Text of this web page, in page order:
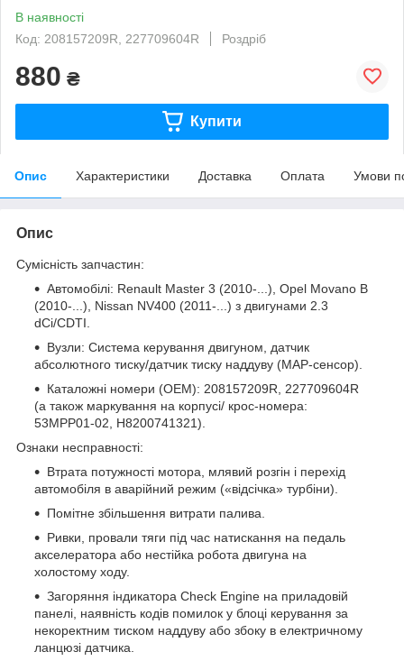
В наявності
Код: 208157209R, 227709604R
Роздріб
880 ₴
Купити
Опис Характеристики Доставка Оплата Умови
Опис
Сумісність запчастин:
Автомобілі: Renault Master 3 (2010-...), Opel Movano B
(2010-...), Nissan NV400 (2011-...) з двигунами 2.3
dCi/CDTI.
Вузли: Система керування двигуном, датчик
абсолютного тиску/датчик тиску наддуву (MAP-сенсор).
Каталожні номери (OEM): 208157209R, 227709604R
(а також маркування на корпусі/ крос-номера:
53MPP01-02, H8200741321).
Ознаки несправності:
Втрата потужності мотора, млявий розгін і перехід
автомобіля в аварійний режим («відсічка» турбіни).
Помітне збільшення витрати палива.
Ривки, провали тяги під час натискання на педаль
акселератора або нестійка робота двигуна на
холостому ходу.
Загоряння індикатора Check Engine на приладовій
панелі, наявність кодів помилок у блоці керування за
некоректним тиском наддуву або збоку в електричному
ланцюзі датчика.